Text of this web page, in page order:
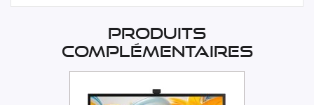
Produits
complémentaires